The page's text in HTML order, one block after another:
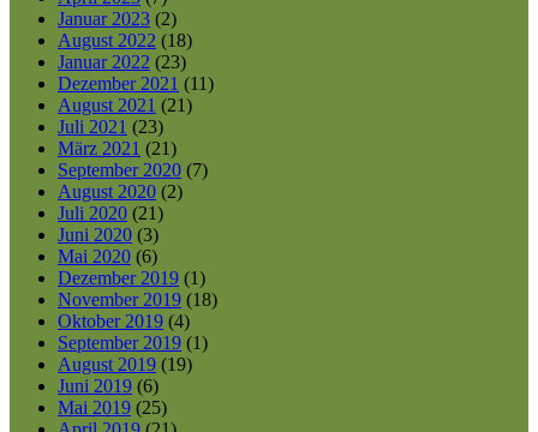
Januar 2023 (2)
August 2022 (18)
Januar 2022 (23)
Dezember 2021 (11)
August 2021 (21)
Juli 2021 (23)
März 2021 (21)
September 2020 (7)
August 2020 (2)
Juli 2020 (21)
Juni 2020 (3)
Mai 2020 (6)
Dezember 2019 (1)
November 2019 (18)
Oktober 2019 (4)
September 2019 (1)
August 2019 (19)
Juni 2019 (6)
Mai 2019 (25)